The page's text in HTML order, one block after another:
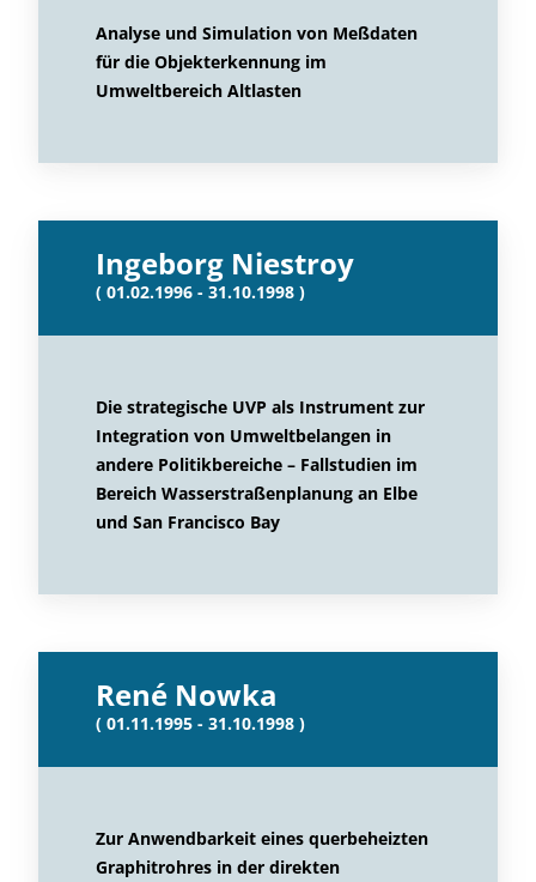
Analyse und Simulation von Meßdaten
für die Objekterkennung im
Umweltbereich Altlasten
Ingeborg Niestroy
( 01.02.1996 - 31.10.1998 )
Die strategische UVP als Instrument zur
Integration von Umweltbelangen in
andere Politikbereiche – Fallstudien im
Bereich Wasserstraßenplanung an Elbe
und San Francisco Bay
René Nowka
( 01.11.1995 - 31.10.1998 )
Zur Anwendbarkeit eines querbeheizten
Graphitrohres in der direkten